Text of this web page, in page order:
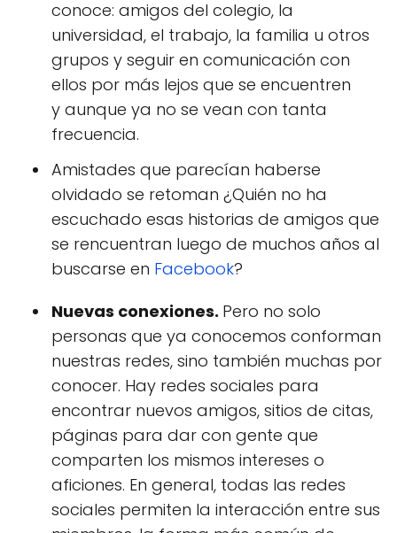
conoce: amigos del colegio, la
universidad, el trabajo, la familia u otros
grupos y seguir en comunicación con
ellos por más lejos que se encuentren
y aunque ya no se vean con tanta
frecuencia.
Amistades que parecían haberse
olvidado se retoman ¿Quién no ha
escuchado esas historias de amigos que
se rencuentran luego de muchos años al
buscarse en Facebook?
Nuevas conexiones. Pero no solo
personas que ya conocemos conforman
nuestras redes, sino también muchas por
conocer. Hay redes sociales para
encontrar nuevos amigos, sitios de citas,
páginas para dar con gente que
comparten los mismos intereses o
aficiones. En general, todas las redes
sociales permiten la interacción entre sus